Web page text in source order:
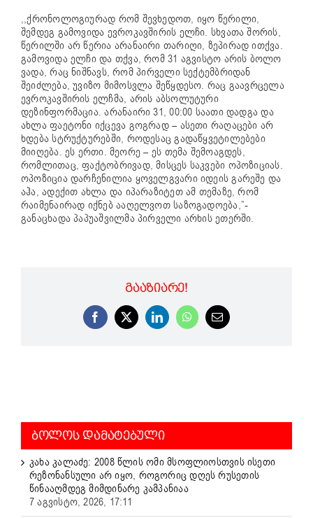
,,ქრონოლოგიურად რომ შევხედოთ, იყო წერილი,
შემდეგ გამოვიდა ევროკავშირის ელჩი. სხვათა შორის,
წერილში არ წერია არანაირი თარიღი, ზეპირად ითქვა.
გამოვიდა ელჩი და თქვა, რომ 31 აგვისტო არის ბოლო
ვადა, რაც ნიშნავს, რომ პირველი სექტემბრიდან
შეიძლება, უვიზო მიმოსვლა შეწყდესო. რაც გაავრცელა
ევროკავშირის ელჩმა, არის აბსოლუტური
დეზინფორმაცია. არანაირი 31, 00:00 საათი დადგა და
ახლა ფაეტონი იქცევა გოგრად – ასეთი რაღაცები არ
ხდება სტრუქტურებში, როდესაც გადაწყვეტილებები
მიიღება. ეს ერთი. მეორე – ეს თემა შემოაგდეს,
რომლითაც, ფაქტობრივად, მისცეს საკვები ოპოზიციას.
ოპოზიცია დარჩენილია ყოველგვარი იდეის გარეშე და
აჰა, ადექით ახლა და იპარაზიტეთ ამ თემაზე, რომ
რაიმენაირად იქნებ ააღელვოთ საზოგადოება,”-
განაცხადა პაპუაშვილმა პირველი არხის ეთერში.
ᲒᲐᲐᲖᲘᲐᲠᲔ!
Facebook
X LinkedInWhatsApp
Email
ᲑᲝᲚᲝᲡ ᲓᲐᲛᲐᲢᲔᲑᲣᲚᲘ
კახა კალაძე: 2008 წლის ომი მსოფლიოსთვის ისეთი
რეზონანსული არ იყო, როგორიც დღეს რუსეთის
წინააღმდეგ მიმდინარე კამპანიაა
7 აგვისტო, 2026, 17:11